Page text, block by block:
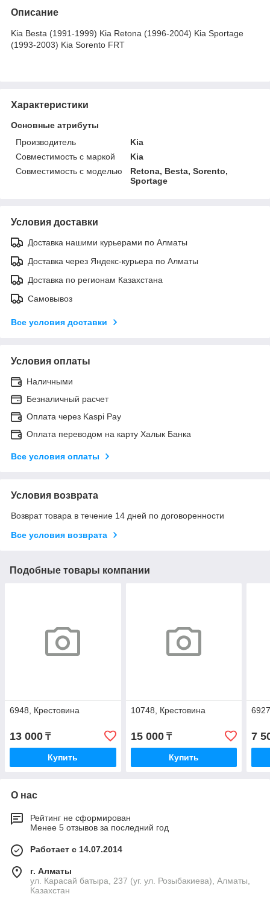
Описание
Kia Besta (1991-1999) Kia Retona (1996-2004) Kia Sportage
(1993-2003) Kia Sorento FRT
Характеристики
Основные атрибуты
Производитель
Kia
Совместимость с маркой
Kia
Совместимость с моделью
Retona, Besta, Sorento,
Sportage
Условия доставки
Доставка нашими курьерами по Алматы
Доставка через Яндекс-курьера по Алматы
Доставка по регионам Казахстана
Самовывоз
Все условия доставки
Условия оплаты
Наличными
Безналичный расчет
Оплата через Kaspi Pay
Оплата переводом на карту Халык Банка
Все условия оплаты
Условия возврата
Возврат товара в течение 14 дней по договоренности
Все условия возврата
Подобные товары компании
6948, Крестовина
13 000 ₸
Купить
10748, Крестовина
15 000₸
Купить
7
О нас
Рейтинг не сформирован
Менее 5 отзывов за последний год
Работает с 14.07.2014
г. Алматы
ул. Карасай батыра, 237 (уг. ул. Розыбакиева), Алматы,
Казахстан